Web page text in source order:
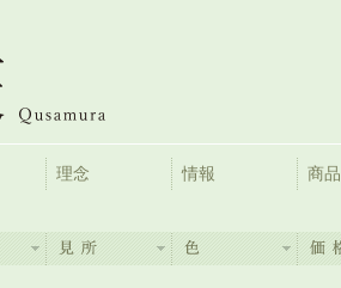
理念 情報 商品